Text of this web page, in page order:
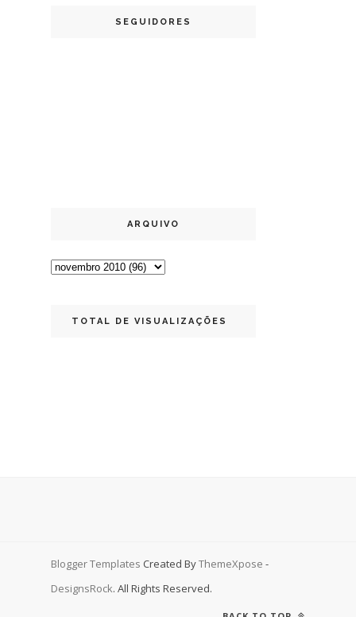
SEGUIDORES
ARQUIVO
TOTAL DE VISUALIZAÇÕES
Blogger Templates Created ByThemeXpose -
DesignsRock. All Rights Reserved.